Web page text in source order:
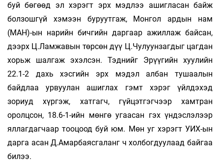
буй бөгөөд эл хэрэгт эрх мэдлээ ашигласан байж
болзошгүй хэмээн буруутгаж, Монгол ардын нам
(МАН)-ын нарийн бичгийн даргаар ажиллаж байсан,
дээрх Ц.Ламжавын төрсөн дүү Ц.Чулуунзагдыг цаг­дан
хорьж шалгаж эхэлсэн. Тэднийг Эрүүгийн хуулийн
22.1-2 дахь хэсгийн эрх мэдэл албан тушаалын
байдлаа урвуулан ашиглах гэмт хэрэг үйлдэхэд
зориуд хүргэж, хатгагч, гүйцэтгэгчээр хамтран
оролцсон, 18.6-1-ийн мөнгө угаасан гэх үндэслэлээр
яллагдагчаар тооцоод буй юм. Мөн уг хэрэгт УИХ-ын
дарга асан Д.Амарбаясгаланг ч холбогдуулаад байгаа
билээ.